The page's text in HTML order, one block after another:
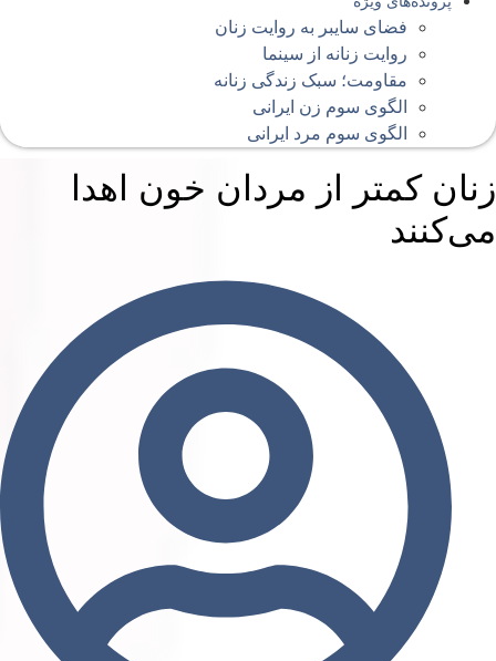
فضای سایبر به روایت زنان
روایت زنانه از سینما
مقاومت؛ سبک زندگی زنانه
الگوی سوم زن ایرانی
الگوی سوم مرد ایرانی
کمتر از مردان خون اهدا